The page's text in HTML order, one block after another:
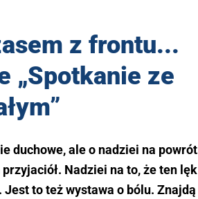
z frontu...
„Spotkanie ze
duchowe, ale o nadziei na
Nadziei na to, że ten lęk
to też wystawa o bólu. Znajdą